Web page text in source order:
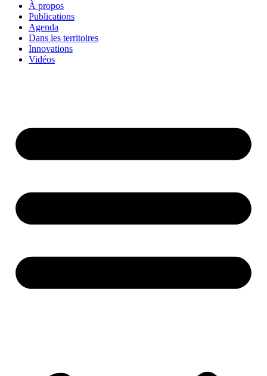
À propos
Publications
Agenda
Dans les territoires
Innovations
Vidéos